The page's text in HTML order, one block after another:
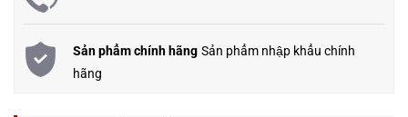
Sản phẩm chính hãng Sản phẩm nhập khẩu chính
hãng